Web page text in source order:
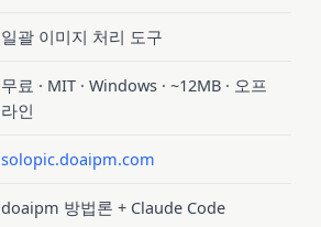
일괄 이미지 처리 도구
무료 · MIT · Windows · ~12MB · 오프
라인
solopic.doaipm.com
doaipm 방법론 + Claude Code